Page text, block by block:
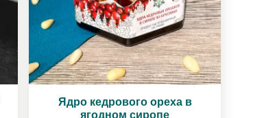
Ядро кедрового ореха в
ягодном сиропе